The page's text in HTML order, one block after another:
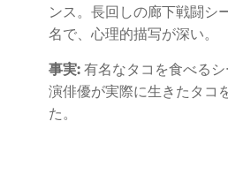
ンス。長回しの廊下戦闘シ
名で、心理的描写が深い。
事実: 有名なタコを食べる
演俳優が実際に生きたタコ
た。